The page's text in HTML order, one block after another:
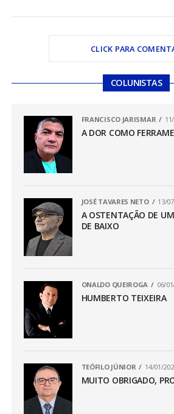
CLICK PARA
COLUNISTAS
FRANCISCO JARISMAR
A DOR COMO
JOSÉ TAVARES NETO 13/
A OSTENTAÇÃO DE
DE BAIXO
ONALDO QUEIROGA 06/
HUMBERTO TEIXEIRA
TEÓFILO JÚNIOR 14/01/
MUITO OBRIGADO,